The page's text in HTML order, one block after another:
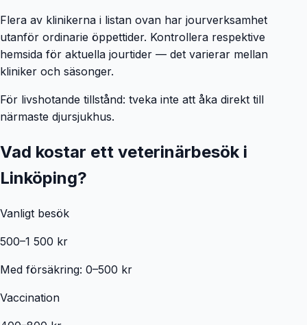
Flera av klinikerna i listan ovan har jourverksamhet
utanför ordinarie öppettider. Kontrollera respektive
hemsida för aktuella jourtider — det varierar mellan
kliniker och säsonger.
För livshotande tillstånd: tveka inte att åka direkt till
närmaste djursjukhus.
Vad kostar ett veterinärbesök i
Linköping?
Vanligt besök
500–1 500 kr
Med försäkring: 0–500 kr
Vaccination